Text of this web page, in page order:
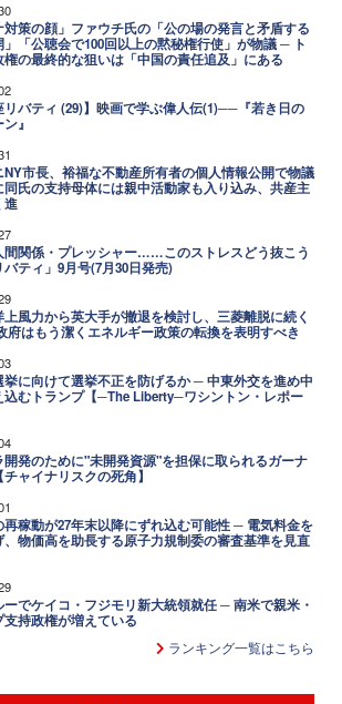
対策の顔」ファウチ氏の「公の場の発言と矛盾する
」「公聴会で100回以上の黙秘権行使」が物議 ─ ト
権の最終的な狙いは「中国の責任追及」にある
リバティ (29)】映画で学ぶ偉人伝(1)──『若き日の
』
NY市長、裕福な不動産所有者の個人情報公開で物議
氏の支持母体には親中活動家も入り込み、共産主
進
間関係・プレッシャー……このストレスどう抜こう
バティ」9月号(7月30日発売)
上風力から英大手が撤退を検討し、三菱離脱に続く
府はもう潔くエネルギー政策の転換を表明すべき
挙に向けて選挙不正を防げるか ─ 中東外交を進め中
込むトランプ【─The Liberty─ワシントン・レポー
開発のために"未開発資源"を担保に取られるガーナ
ャイナリスクの死角】
再稼動が27年末以降にずれ込む可能性 ─ 電気料金を
、物価高を助長する原子力規制委の審査基準を見直
ーでケイコ・フジモリ新大統領就任 ─ 南米で親米・
支持政権が増えている
ランキング一覧はこちら